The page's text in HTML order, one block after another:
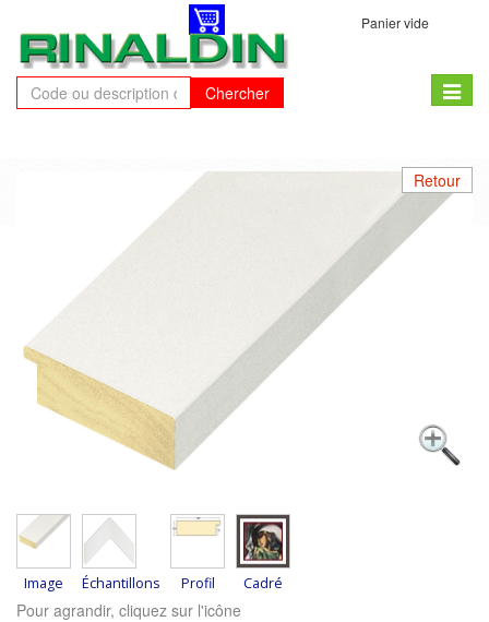
Chercher
Panier vide
Toggle
Retour
Image Échantillons Profil Cadré
Pour agrandir, cliquez sur l'icône